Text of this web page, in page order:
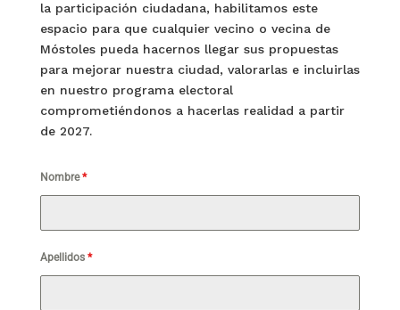
la participación ciudadana, habilitamos este
espacio para que cualquier vecino o vecina de
Móstoles pueda hacernos llegar sus propuestas
para mejorar nuestra ciudad, valorarlas e incluirlas
en nuestro programa electoral
comprometiéndonos a hacerlas realidad a partir
de 2027.
Nombre*
Apellidos *